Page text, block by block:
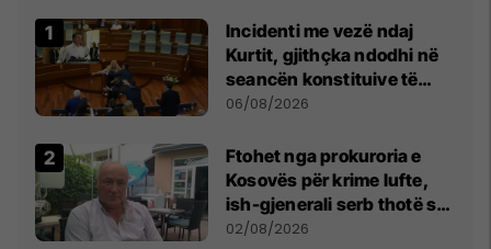
Incidenti me vezë ndaj
Kurtit, gjithçka ndodhi në
seancën konstituive të
Kuvendit
06/08/2026
Ftohet nga prokuroria e
Kosovës për krime lufte,
ish-gjenerali serb thotë se
dikush e tradhtoi në
02/08/2026